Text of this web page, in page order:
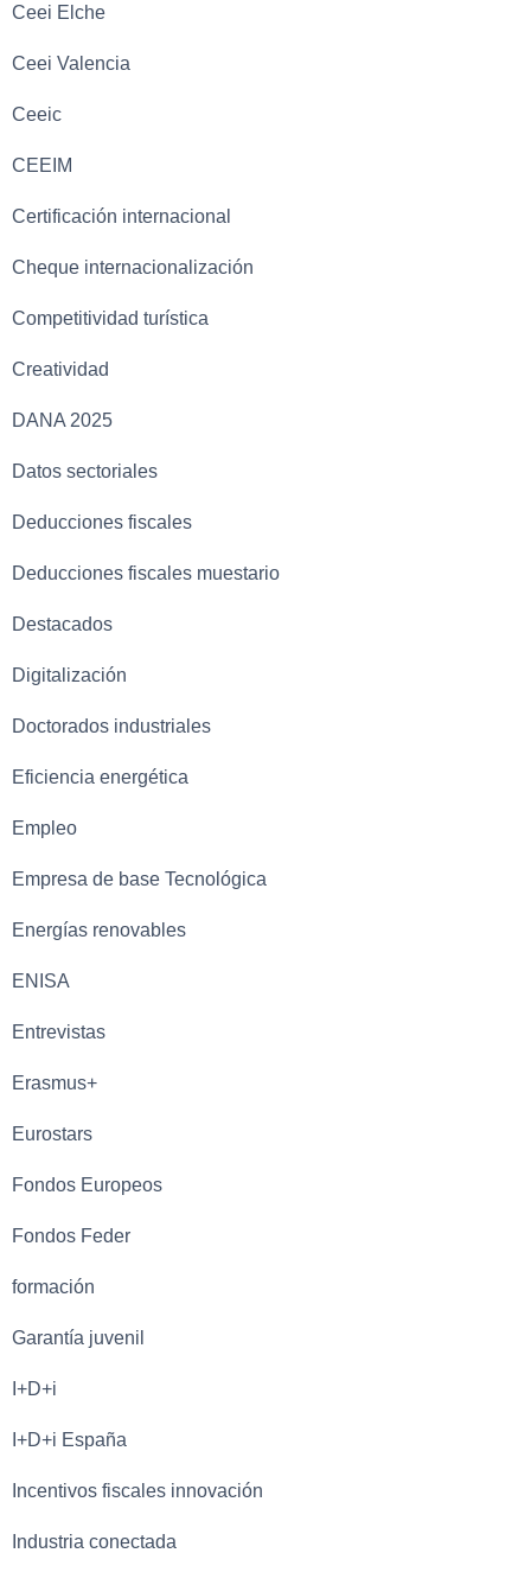
Ceei Elche
Ceei Valencia
Ceeic
CEEIM
Certificación internacional
Cheque internacionalización
Competitividad turística
Creatividad
DANA 2025
Datos sectoriales
Deducciones fiscales
Deducciones fiscales muestario
Destacados
Digitalización
Doctorados industriales
Eficiencia energética
Empleo
Empresa de base Tecnológica
Energías renovables
ENISA
Entrevistas
Erasmus+
Eurostars
Fondos Europeos
Fondos Feder
formación
Garantía juvenil
I+D+i
I+D+i España
Incentivos fiscales innovación
Industria conectada